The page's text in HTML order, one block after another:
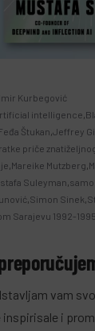
Kurbegović
intelligence,
Štukan,Jeffrey
priče
,Mareike Mutzberg,
Suleyman,
,Simon Sinek,
Sarajevu 1992-1995
vam
inspirisale i